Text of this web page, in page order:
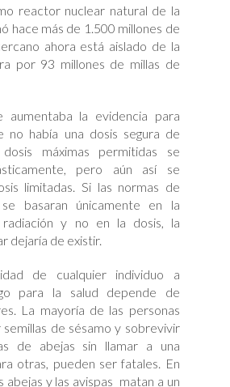
reactor nuclear natural de la
hace más de 1.500 millones de
ahora está aislado de la
por 93 millones de millas de
aumentaba la evidencia para
no había una dosis segura de
máximas permitidas se
pero aún así se
limitadas. Si las normas de
basaran únicamente en la
y no en la dosis, la
dejaría de existir.
de cualquier individuo a
para la salud depende de
La mayoría de las personas
de sésamo y sobrevivir
de abejas sin llamar a una
otras, pueden ser fatales. En
abejas y las avispas matan a un